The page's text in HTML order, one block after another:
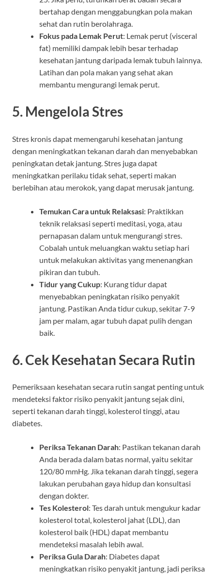
bertahap dengan menggabungkan pola makan
sehat dan rutin berolahraga.
Fokus pada Lemak Perut: Lemak perut (visceral
fat) memiliki dampak lebih besar terhadap
kesehatan jantung daripada lemak tubuh lainnya.
Latihan dan pola makan yang sehat akan
membantu mengurangi lemak perut.
5. Mengelola Stres
Stres kronis dapat memengaruhi kesehatan jantung
dengan meningkatkan tekanan darah dan menyebabkan
peningkatan detak jantung. Stres juga dapat
meningkatkan perilaku tidak sehat, seperti makan
berlebihan atau merokok, yang dapat merusak jantung.
Temukan Cara untuk Relaksasi: Praktikkan
teknik relaksasi seperti meditasi, yoga, atau
pernapasan dalam untuk mengurangi stres.
Cobalah untuk meluangkan waktu setiap hari
untuk melakukan aktivitas yang menenangkan
pikiran dan tubuh.
Tidur yang Cukup: Kurang tidur dapat
menyebabkan peningkatan risiko penyakit
jantung. Pastikan Anda tidur cukup, sekitar 7-9
jam per malam, agar tubuh dapat pulih dengan
baik.
6.Cek Kesehatan Secara Rutin
Pemeriksaan kesehatan secara rutin sangat penting untuk
mendeteksi faktor risiko penyakit jantung sejak dini,
seperti tekanan darah tinggi, kolesterol tinggi, atau
diabetes.
Periksa Tekanan Darah: Pastikan tekanan darah
Anda berada dalam batas normal, yaitu sekitar
120/80 mmHg. Jika tekanan darah tinggi, segera
lakukan perubahan gaya hidup dan konsultasi
dengan dokter.
Tes Kolesterol: Tes darah untuk mengukur kadar
kolesterol total, kolesterol jahat (LDL), dan
kolesterol baik (HDL) dapat membantu
mendeteksi masalah lebih awal.
Periksa Gula Darah: Diabetes dapat
meningkatkan risiko penyakit jantung, jadi periksa